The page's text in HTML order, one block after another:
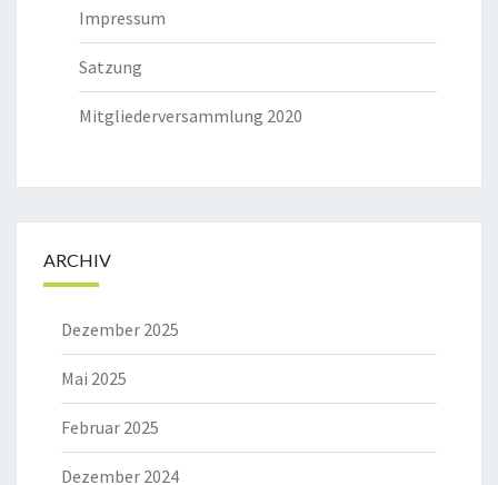
Impressum
Satzung
Mitgliederversammlung 2020
ARCHIV
Dezember 2025
Mai 2025
Februar 2025
Dezember 2024